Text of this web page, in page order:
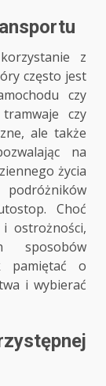
z
często jest
czy
czy
ale także
na
życia
Choć
ostrożności,
pamiętać o
i wybierać